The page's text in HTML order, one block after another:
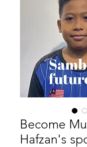
Become
Hafzan's